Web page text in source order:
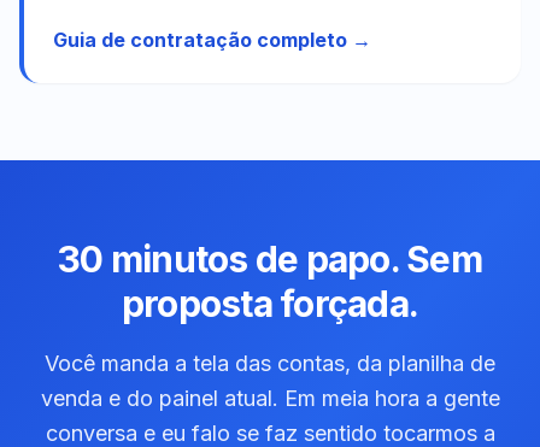
Guia de contratação completo →
30 minutos de papo. Sem
proposta forçada.
Você manda a tela das contas, da planilha de
venda e do painel atual. Em meia hora a gente
conversa e eu falo se faz sentido tocarmos a